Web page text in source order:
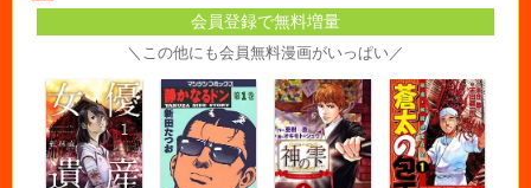
会員登録で無料増量
＼この他にも会員無料漫画がいっぱい／